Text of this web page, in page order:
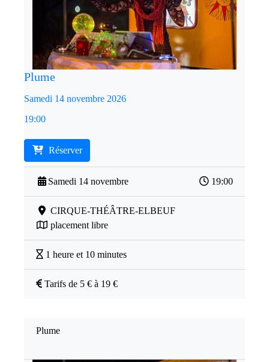
Plume
Samedi 14 novembre 2026
19:00
Réserver
Samedi 14 novembre 19:00
CIRQUE-THÉÂTRE-ELBEUF
placement libre
1 heure et 10 minutes
Tarifs de 5 € à 19 €
Plume